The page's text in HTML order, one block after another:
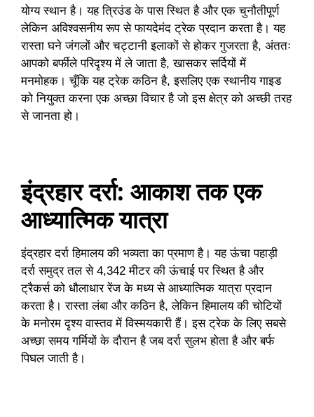
योग्य स्थान है। यह त्रिउंड के पास स्थित है और एक चुनौतीपूर्ण
लेकिन अविश्वसनीय रूप से फायदेमंद ट्रेक प्रदान करता है। यह
रास्ता घने जंगलों और चट्टानी इलाकों से होकर गुजरता है, अंततः
आपको बर्फीले परिदृश्य में ले जाता है, खासकर सर्दियों में
मनमोहक। चूँकि यह ट्रेक कठिन है, इसलिए एक स्थानीय गाइड
को नियुक्त करना एक अच्छा विचार है जो इस क्षेत्र को अच्छी तरह
से जानता हो।
इंद्रहार दर्रा: आकाश तक एक
आध्यात्मिक यात्रा
इंद्रहार दर्रा हिमालय की भव्यता का प्रमाण है। यह ऊंचा पहाड़ी
दर्रा समुद्र तल से 4,342 मीटर की ऊंचाई पर स्थित है और
ट्रैकर्स को धौलाधार रेंज के मध्य से आध्यात्मिक यात्रा प्रदान
करता है। रास्ता लंबा और कठिन है, लेकिन हिमालय की चोटियों
के मनोरम दृश्य वास्तव में विस्मयकारी हैं। इस ट्रेक के लिए सबसे
अच्छा समय गर्मियों के दौरान है जब दर्रा सुलभ होता है और बर्फ
पिघल जाती है।